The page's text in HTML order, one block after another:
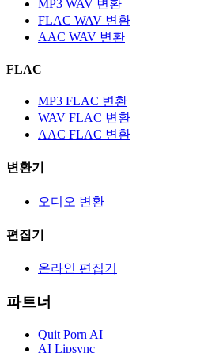
MP3 WAV 변환
FLAC WAV 변환
AAC WAV 변환
FLAC
MP3 FLAC 변환
WAV FLAC 변환
AAC FLAC 변환
변환기
오디오 변환
편집기
온라인 편집기
파트너
Quit Porn AI
AI Lipsync